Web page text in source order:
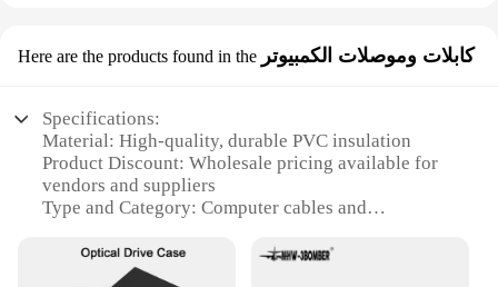
Here are the products found in the كابلات وموصلات الكمبيوتر
Specifications:
Material: High-quality, durable PVC insulation
Product Discount: Wholesale pricing available for
vendors and suppliers
Type and Category: Computer cables and
Design and Style: Sleek, modern design with secure
connections